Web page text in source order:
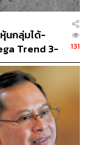
ว่า หากธุรกิจ
80% ขึ้นไป มี
นได้ในราว 3-4
ใช้เงินลงทุนสูง
ารใช้งาน อายุ
กสัญญาระยะ
นกลุ่มได้-
Trend 3-
131